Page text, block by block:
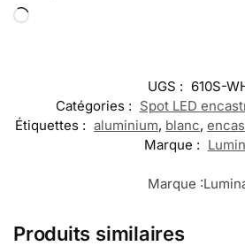
UGS : 610S-
Catégories : Spot LED
Étiquettes : aluminium, blanc,
Marque :
Marque :
Produits similaires